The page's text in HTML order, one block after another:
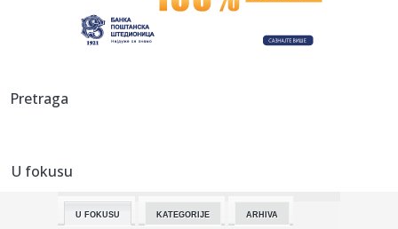
10:29:Danas novi protesti u Sarajevu, traže ostavke
saobra...
10:29:
Pretraga
U fokusu
U FOKUSU KATEGORIJE ARHIVA